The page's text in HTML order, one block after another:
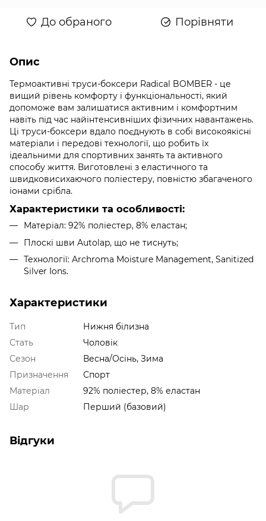
До обраного Порівняти
Опис
Термоактивні труси-боксери Radical BOMBER - це
вищий рівень комфорту і функціональності, який
допоможе вам залишатися активним і комфортним
навіть під час найінтенсивніших фізичних навантажень.
Ці труси-боксери вдало поєднують в собі високоякісні
матеріали і передові технології, що робить їх
ідеальними для спортивних занять та активного
способу життя. Виготовлені з еластичного та
швидковисихаючого поліестеру, повністю збагаченого
іонами срібла.
Характеристики та особливості:
Матеріал: 92% поліестер, 8% еластан;
Плоскі шви Autolap, що не тиснуть;
Технології: Archroma Moisture Management, Sanitized
Silver Ions.
Характеристики
Тип
Нижня білизна
Стать
Чоловік
Сезон
Весна/Осінь, Зима
Призначення
Спорт
Матеріал
92% поліестер, 8% еластан
Шар
Перший (базовий)
Відгуки